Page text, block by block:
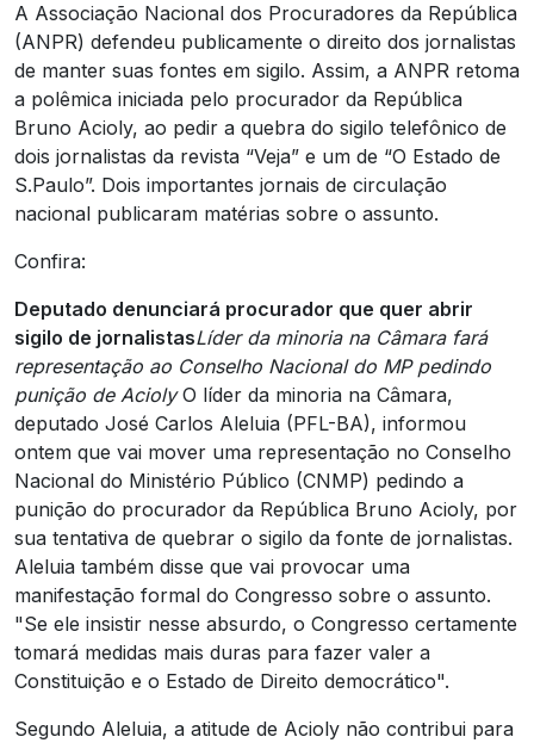
A Associação Nacional dos Procuradores da República
(ANPR) defendeu publicamente o direito dos jornalistas
de manter suas fontes em sigilo. Assim, a ANPR retoma
a polêmica iniciada pelo procurador da República
Bruno Acioly, ao pedir a quebra do sigilo telefônico de
dois jornalistas da revista “Veja” e um de “O Estado de
S.Paulo”. Dois importantes jornais de circulação
nacional publicaram matérias sobre o assunto.
Confira:
Deputado denunciará procurador que quer abrir
sigilo de jornalistasLíder da minoria na Câmara fará
representação ao Conselho Nacional do MP pedindo
punição de AciolyO líder da minoria na Câmara,
deputado José Carlos Aleluia (PFL-BA), informou
ontem que vai mover uma representação no Conselho
Nacional do Ministério Público (CNMP) pedindo a
punição do procurador da República Bruno Acioly, por
sua tentativa de quebrar o sigilo da fonte de jornalistas.
Aleluia também disse que vai provocar uma
manifestação formal do Congresso sobre o assunto.
"Se ele insistir nesse absurdo, o Congresso certamente
tomará medidas mais duras para fazer valer a
Constituição e o Estado de Direito democrático".
Segundo Aleluia, a atitude de Acioly não contribui para